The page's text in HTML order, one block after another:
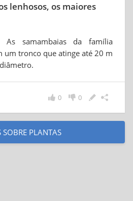
lenhosos, os maiores
As samambaias da família
um tronco que atinge até 20 m
0
0
SOBRE PLANTAS